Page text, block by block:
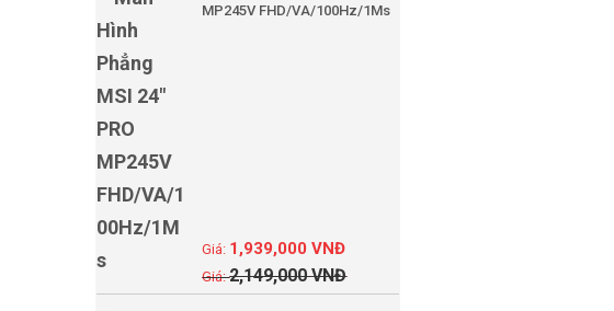
MP245V FHD/VA/100Hz/1Ms
2,149,000VNĐ
1,939,000VNĐ